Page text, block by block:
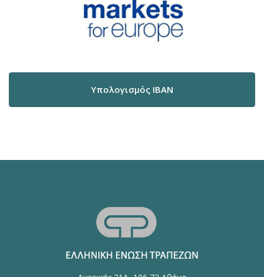
Υπολογισμός IBAN